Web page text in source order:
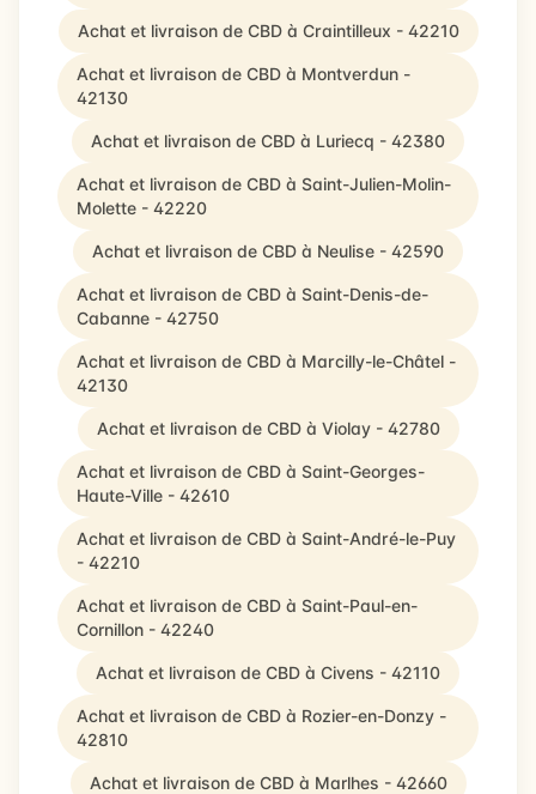
Achat et livraison de CBD à Craintilleux - 42210
Achat et livraison de CBD à Montverdun -
42130
Achat et livraison de CBD à Luriecq - 42380
Achat et livraison de CBD à Saint-Julien-Molin-
Molette - 42220
Achat et livraison de CBD à Neulise - 42590
Achat et livraison de CBD à Saint-Denis-de-
Cabanne - 42750
Achat et livraison de CBD à Marcilly-le-Châtel -
42130
Achat et livraison de CBD à Violay - 42780
Achat et livraison de CBD à Saint-Georges-
Haute-Ville - 42610
Achat et livraison de CBD à Saint-André-le-Puy
- 42210
Achat et livraison de CBD à Saint-Paul-en-
Cornillon - 42240
Achat et livraison de CBD à Civens - 42110
Achat et livraison de CBD à Rozier-en-Donzy -
42810
Achat et livraison de CBD à Marlhes - 42660